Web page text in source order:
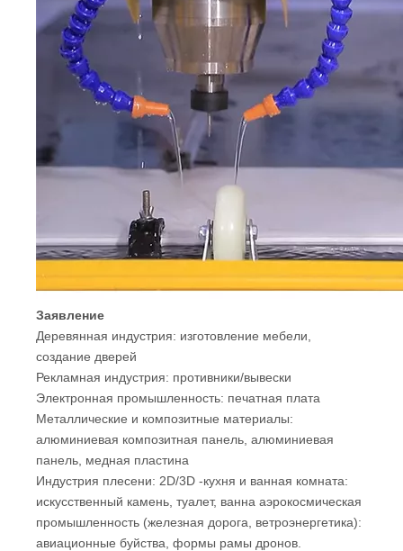
Заявление
Деревянная индустрия: изготовление мебели,
создание дверей
Рекламная индустрия: противники/вывески
Электронная промышленность: печатная плата
Металлические и композитные материалы:
алюминиевая композитная панель, алюминиевая
панель, медная пластина
Индустрия плесени: 2D/3D -кухня и ванная комната:
искусственный камень, туалет, ванна аэрокосмическая
промышленность (железная дорога, ветроэнергетика):
авиационные буйства, формы рамы дронов.